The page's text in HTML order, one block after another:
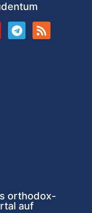
orthodox-
auf